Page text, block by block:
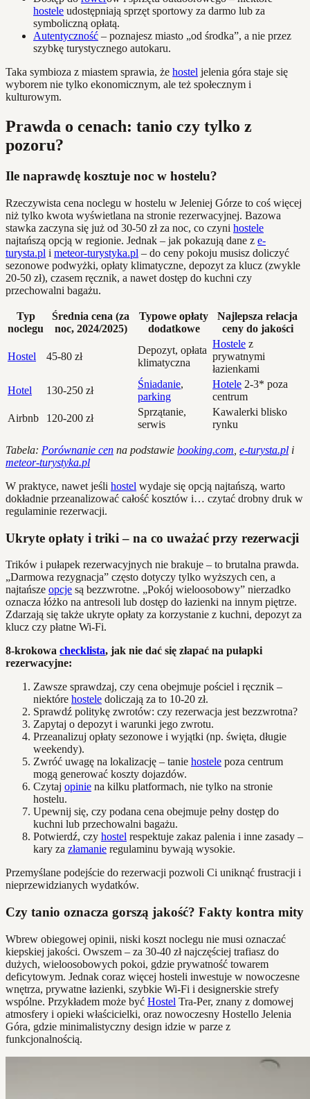
hostele udostępniają sprzęt sportowy za darmo lub za
symboliczną opłatą.
Autentyczność – poznajesz miasto „od środka”, a nie przez
szybkę turystycznego autokaru.
Taka symbioza z miastem sprawia, że hostel jelenia góra staje się
wyborem nie tylko ekonomicznym, ale też społecznym i
kulturowym.
Prawda o cenach: tanio czy tylko z
pozoru?
Ile naprawdę kosztuje noc w hostelu?
Rzeczywista cena noclegu w hostelu w Jeleniej Górze to coś więcej
niż tylko kwota wyświetlana na stronie rezerwacyjnej. Bazowa
stawka zaczyna się już od 30-50 zł za noc, co czyni hostele
najtańszą opcją w regionie. Jednak – jak pokazują dane z e-
turysta.pl i meteor-turystyka.pl – do ceny pokoju musisz doliczyć
sezonowe podwyżki, opłaty klimatyczne, depozyt za klucz (zwykle
20-50 zł), czasem ręcznik, a nawet dostęp do kuchni czy
przechowalni bagażu.
Typ
noclegu
Średnia cena (za
noc, 2024/2025)
Typowe opłaty
dodatkowe
Najlepsza relacja
ceny do jakości
Hostel 45-80 zł
Depozyt, opłata
klimatyczna
Hostele z
prywatnymi
łazienkami
Hotel
130-250 zł
Śniadanie,
parking
Hotele 2-3* poza
centrum
Airbnb
120-200 zł
Sprzątanie,
serwis
Kawalerki blisko
rynku
Tabela: Porównanie cen na podstawie booking.com e-turysta.pl i
meteor-turystyka.pl
W praktyce, nawet jeśli hostel wydaje się opcją najtańszą, warto
dokładnie przeanalizować całość kosztów i… czytać drobny druk w
regulaminie rezerwacji.
Ukryte opłaty i triki – na co uważać przy rezerwacji
Trików i pułapek rezerwacyjnych nie brakuje – to brutalna prawda.
„Darmowa rezygnacja” często dotyczy tylko wyższych cen, a
najtańsze opcje są bezzwrotne. „Pokój wieloosobowy” nierzadko
oznacza łóżko na antresoli lub dostęp do łazienki na innym piętrze.
Zdarzają się także ukryte opłaty za korzystanie z kuchni, depozyt za
klucz czy płatne Wi-Fi.
8-krokowa checklista, jak nie dać się złapać na pułapki
rezerwacyjne:
Zawsze sprawdzaj, czy cena obejmuje pościel i ręcznik –
niektóre hostele doliczają za to 10-20 zł.
Sprawdź politykę zwrotów: czy rezerwacja jest bezzwrotna?
Zapytaj o depozyt i warunki jego zwrotu.
Przeanalizuj opłaty sezonowe i wyjątki (np. święta, długie
weekendy).
Zwróć uwagę na lokalizację – tanie hostele poza centrum
mogą generować koszty dojazdów.
Czytaj opinie na kilku platformach, nie tylko na stronie
hostelu.
Upewnij się, czy podana cena obejmuje pełny dostęp do
kuchni lub przechowalni bagażu.
Potwierdź, czy hostel respektuje zakaz palenia i inne zasady –
kary za złamanie regulaminu bywają wysokie.
Przemyślane podejście do rezerwacji pozwoli Ci uniknąć frustracji i
nieprzewidzianych wydatków.
Czy tanio oznacza gorszą jakość? Fakty kontra mity
Wbrew obiegowej opinii, niski koszt noclegu nie musi oznaczać
kiepskiej jakości. Owszem – za 30-40 zł najczęściej trafiasz do
dużych, wieloosobowych pokoi, gdzie prywatność towarem
deficytowym. Jednak coraz więcej hosteli inwestuje w nowoczesne
wnętrza, prywatne łazienki, szybkie Wi-Fi i designerskie strefy
wspólne. Przykładem może być Hostel Tra-Per, znany z domowej
atmosfery i opieki właścicielki, oraz nowoczesny Hostello Jelenia
Góra, gdzie minimalistyczny design idzie w parze z
funkcjonalnością.